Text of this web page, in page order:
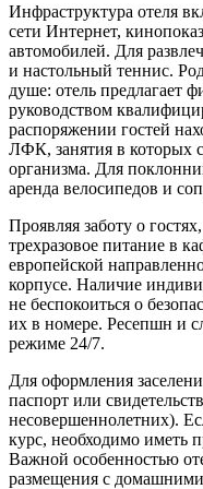
Инфраструктура отеля
сети Интернет,
автомобилей. Для
и настольный теннис.
душе: отель предлагает
руководством
распоряжении гостей
ЛФК, занятия в которых
организма. Для
аренда велосипедов и
Проявляя заботу о
трехразовое питание в
европейской
корпусе. Наличие
не беспокоиться о
их в номере. Ресепшн и
режиме 24/7.
Для оформления
паспорт или
несовершеннолетних).
курс, необходимо иметь
Важной особенностью
размещения с